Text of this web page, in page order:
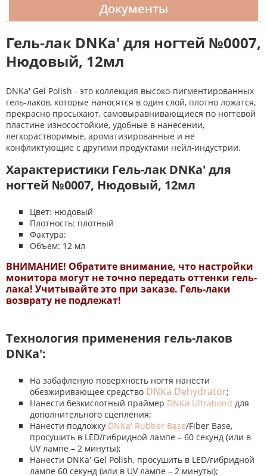
Документы
Гель-лак DNKa' для ногтей №0007,
Нюдовый, 12мл
DNKa' Gel Polish - это коллекция высоко-пигментированных
гель-лаков, которые наносятся в один слой, плотно ложатся,
прекрасно просыхают, самовыравнивающиеся по ногтевой
пластине износостойкие, удобные в нанесении,
легкорастворимые, ароматизированные и не
конфликтующие с другими продуктами нейл-индустрии.
Характеристики Гель-лак DNKa' для
ногтей №0007, Нюдовый, 12мл
Цвет: нюдовый
Плотность: плотный
Фактура:
Объем: 12 мл
ВНИМАНИЕ! Обратите внимание, что настройки
монитора могут не точно передать оттенки гель-
лака! Учитывайте это при заказе. Гель-лаки
возврату не подлежат!
Технология применения гель-лаков
DNKa':
На забафленую поверхность ногтя нанести
обезжиривающее средство DNKa Dehydrator;
Нанести безкислотный праймер DNKa Ultrabond для
дополнительного сцепления;
Нанести подложку DNKa' Rubber Base/Fiber Base,
просушить в LED/гибридной лампе – 60 секунд (или в
UV лампе – 2 минуты);
Нанести DNKa' Gel Polish, просушить в LED/гибридной
лампе 60 секунд (или в UV лампе – 2 минуты);